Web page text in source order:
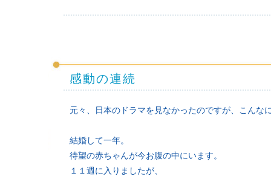
感動の連続
元々、日本のドラマを見なかったのですが、こん
結婚して一年。
待望の赤ちゃんが今お腹の中にいます。
１１週に入りましたが、